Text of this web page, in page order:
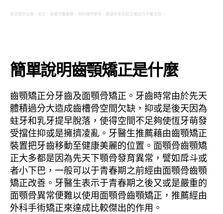
本文提供台南、台北、高雄牙醫彙整，資料僅供參考，建議多多比較且親自向牙醫洽詢。
簡單說明齒顎矯正是什麼
齒顎矯正分牙齒及面顎骨矯正。牙齒時常由於先天
體積過分大造成齒槽骨空間欠缺，抑或是後天因為
蛀牙和乳牙提早脫落，使得空間不足夠使恆牙萌發
受擋住抑或是擁擠凌亂。牙醫生推薦藉由齒顎矯正
裝置把牙齒移動至健康美麗的位置。面顎骨齒顎矯
正大多都是因為先天下顎骨發育異常，譬如戽斗或
者小下巴，一般可以于青春期之前經由面顎骨齒顎
矯正改善。牙醫生表示于青春期之後又或是嚴重的
面顎骨異常便難以使用面顎骨齒顎矯正，推薦經由
外科手術矯正來達成比較傑出的作用。